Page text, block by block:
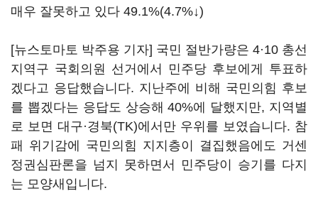
매우 잘못하고 있다 49.1%(4.7%↓)
[뉴스토마토 박주용 기자] 국민 절반가량은 4·10 총선
지역구 국회의원 선거에서 민주당 후보에게 투표하
겠다고 응답했습니다. 지난주에 비해 국민의힘 후보
를 뽑겠다는 응답도 상승해 40%에 달했지만, 지역별
로 보면 대구·경북(TK)에서만 우위를 보였습니다. 참
패 위기감에 국민의힘 지지층이 결집했음에도 거센
정권심판론을 넘지 못하면서 민주당이 승기를 다지
는 모양새입니다.